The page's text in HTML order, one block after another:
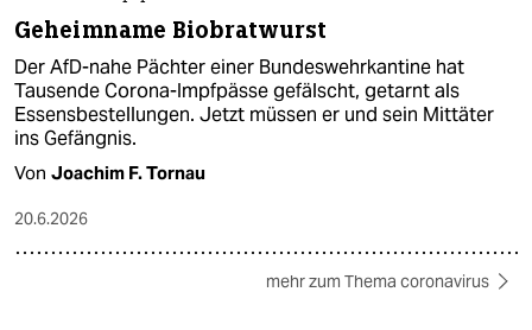
Geheimname Biobratwurst
Der AfD-nahe Pächter einer Bundeswehrkantine hat
Tausende Corona-Impfpässe gefälscht, getarnt als
Essensbestellungen. Jetzt müssen er und sein Mittäter
ins Gefängnis.
Von Joachim F. Tornau
20.6.2026
mehr zum Thema coronavirus